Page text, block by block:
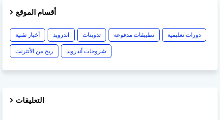
أقسام الموقع
أخبار تقنية اندرويد تدوينات تطبيقات مدفوعة
دورات تعليمية
ربح من الأنترنت
شروحات أندرويد
التعليقات